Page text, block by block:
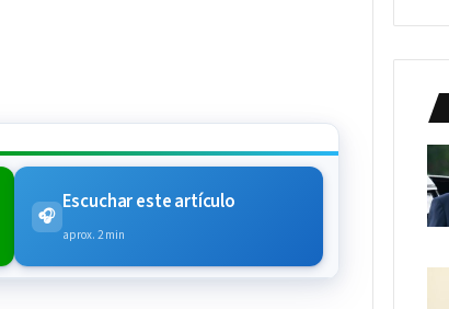
🎧
Escuchar este artículo
aprox. 2 min